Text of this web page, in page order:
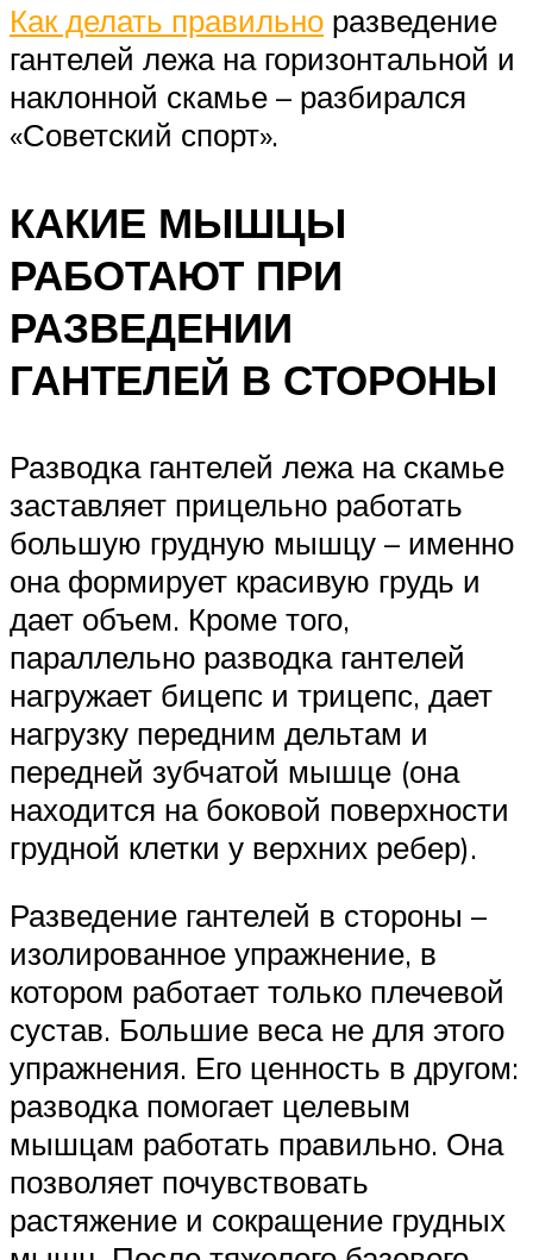
Как делать правильно разведение
гантелей лежа на горизонтальной и
наклонной скамье – разбирался
«Советский спорт».
КАКИЕ МЫШЦЫ
РАБОТАЮТ ПРИ
РАЗВЕДЕНИИ
ГАНТЕЛЕЙ В СТОРОНЫ
Разводка гантелей лежа на скамье
заставляет прицельно работать
большую грудную мышцу – именно
она формирует красивую грудь и
дает объем. Кроме того,
параллельно разводка гантелей
нагружает бицепс и трицепс, дает
нагрузку передним дельтам и
передней зубчатой мышце (она
находится на боковой поверхности
грудной клетки у верхних ребер).
Разведение гантелей в стороны –
изолированное упражнение, в
котором работает только плечевой
сустав. Большие веса не для этого
упражнения. Его ценность в другом:
разводка помогает целевым
мышцам работать правильно. Она
позволяет почувствовать
растяжение и сокращение грудных